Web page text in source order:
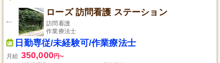
ローズ 訪問看護 ステーション
訪問看護
作業療法士
日勤専従/未経験可/作業療法士
月給 350,000円〜